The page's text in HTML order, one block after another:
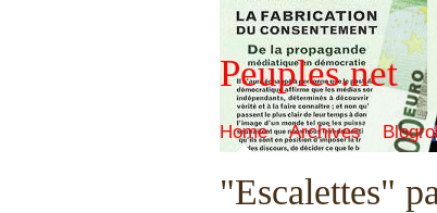
Peuples.net
Home Archives
"Escalettes"